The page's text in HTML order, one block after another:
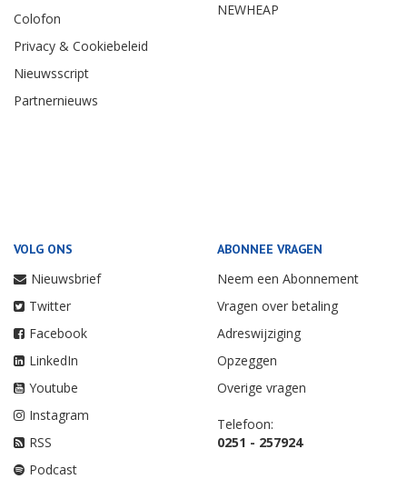
Colofon
Privacy & Cookiebeleid
Nieuwsscript
Partnernieuws
NEWHEAP
VOLG ONS
Nieuwsbrief
Twitter
Facebook
LinkedIn
Youtube
Instagram
RSS
Podcast
ABONNEE VRAGEN
Neem een Abonnement
Vragen over betaling
Adreswijziging
Opzeggen
Overige vragen
Telefoon:
0251 - 257924